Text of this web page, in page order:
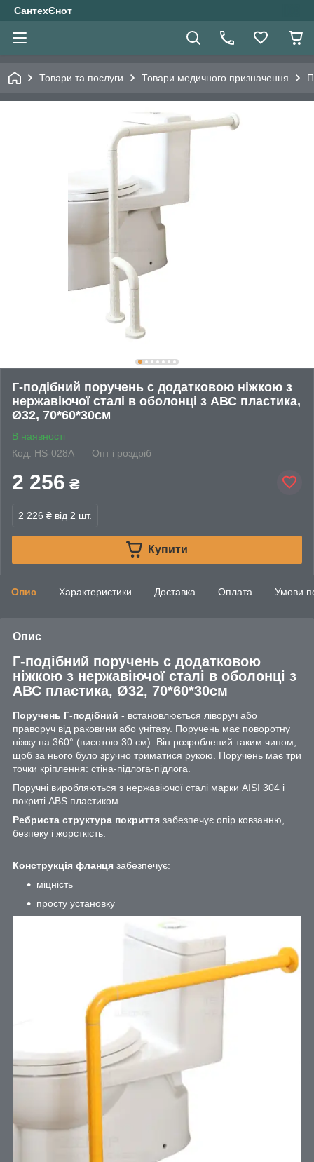
СантехЄнот
Товари та послуги Товари медичного призначення
Г-подібний поручень с додатковою ніжкою з
нержавіючої сталі в оболонці з АВС пластика,
Ø32, 70*60*30см
В наявності
Код: HS-028A
Опт і роздріб
2 256 ₴
2 226 ₴ від 2 шт.
Купити
Опис Характеристики Доставка Оплата Умови
Опис
Г-подібний поручень с додатковою
ніжкою з нержавіючої сталі в оболонці з
АВС пластика, Ø32, 70*60*30см
Поручень Г-подібний - встановлюється ліворуч або
праворуч від раковини або унітазу. Поручень має поворотну
ніжку на 360° (висотою 30 см). Він розроблений таким чином,
щоб за нього було зручно триматися рукою. Поручень має три
точки кріплення: стіна-підлога-підлога.
Поручні виробляються з нержавіючої сталі марки AISI 304 і
покриті ABS пластиком.
Ребриста структура покриття забезпечує опір ковзанню,
безпеку і жорсткість.
Конструкція фланця забезпечує:
міцність
просту установку